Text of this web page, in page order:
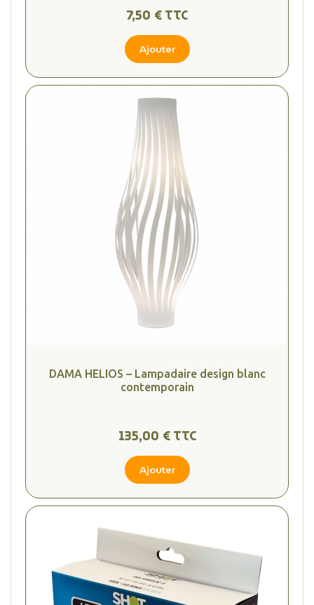
7,50 € TTC
Ajouter
DAMA HELIOS – Lampadaire design blanc
contemporain
135,00 € TTC
Ajouter